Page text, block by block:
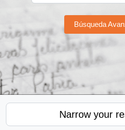
Búsqueda
Narrow your